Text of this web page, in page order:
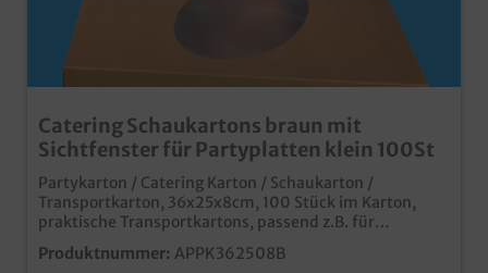
Catering Schaukartons braun mit
Sichtfenster für Partyplatten klein 100St
Partykarton / Catering Karton / Schaukarton /
Transportkarton, 36x25x8cm, 100 Stück im Karton,
praktische Transportkartons, passend z.B. für
Aluminium Partyplatten klein unbedruckt im beliebten
Bio Braun Ideal für Partyservice, Catering und
Produktnummer: APPK362508B